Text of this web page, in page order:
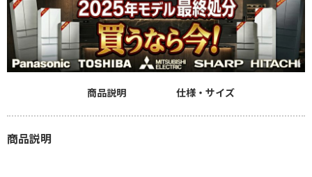
商品説明 仕様・サイズ
商品説明